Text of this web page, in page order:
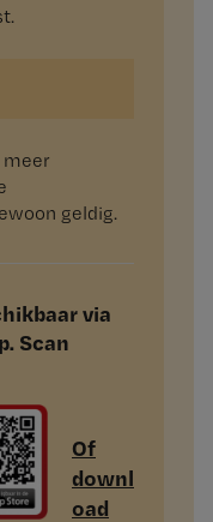
geldig.
via
Scan
Of
downl
oad